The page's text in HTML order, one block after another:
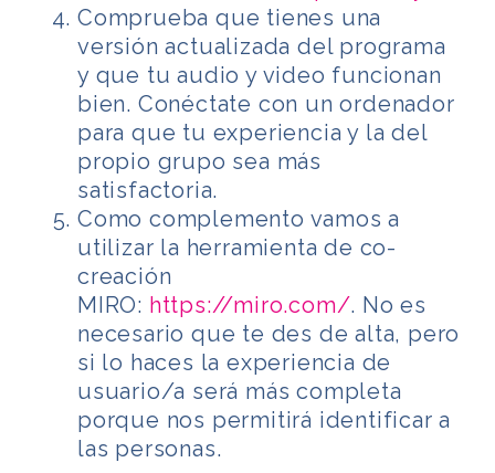
Comprueba que tienes una
versión actualizada del programa
y que tu audio y video funcionan
bien. Conéctate con un ordenador
para que tu experiencia y la del
propio grupo sea más
satisfactoria.
Como complemento vamos a
utilizar la herramienta de co-
creación
MIRO: https://miro.com/. No es
necesario que te des de alta, pero
si lo haces la experiencia de
usuario/a será más completa
porque nos permitirá identificar a
las personas.